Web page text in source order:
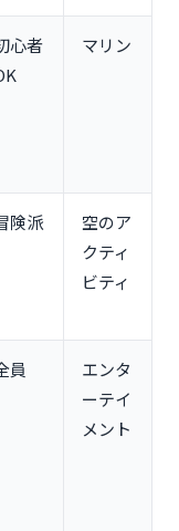
心者
マリン
険派
空のア
クティ
ビティ
員
エンタ
ーテイ
メント